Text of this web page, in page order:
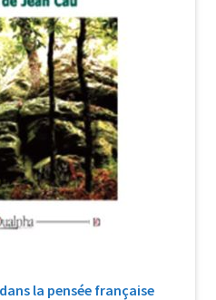
et cookies
la pensée française